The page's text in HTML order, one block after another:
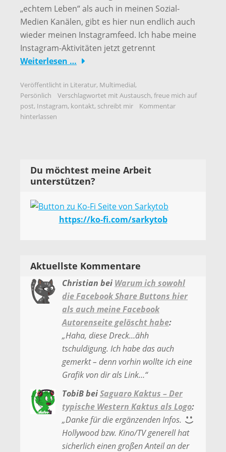
„echtem Leben“ als auch in meinen Sozial-
Medien Kanälen, gibt es hier nun endlich auch
wieder meinen Instagramfeed. Ich habe meine
Instagram-Aktivitäten jetzt getrennt
Weiterlesen …
Veröffentlicht in Literatur, Multimedial,
Persönlich
Verschlagwortet mit Austausch, freue mich auf
post, Instagram, kontakt, schreibt mir
Kommentar
hinterlassen
Du möchtest meine Arbeit
unterstützen?
https://ko-fi.com/sarkytob
Aktuellste Kommentare
Christian bei Warum ich sowohl
die Facebook Share Buttons hier
als auch meine Facebook
Autorenseite gelöscht habe:
„Haha, diese Dreck…ähh
tschuldigung. Ich habe das auch
gemerkt – denn vorhin wollte ich eine
Grafik von dir als Link…“
TobiBbeiSaguaro Kaktus – Der
typische Western Kaktus als Logo:
„Danke für die ergänzenden Infos.
Hollywood bzw. Kino/TV generell hat
sicherlich einen großen Anteil an der